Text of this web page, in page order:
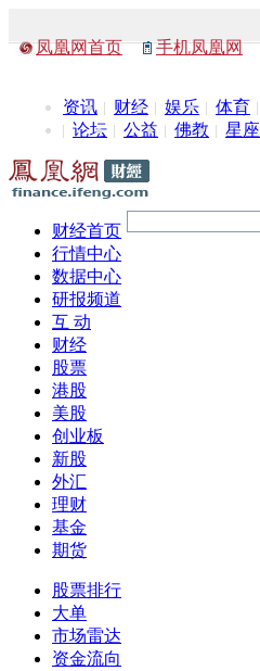
凤凰网首页 手机凤凰网
资讯 财经 娱乐 体育
论坛
公益 佛教 星座
财经首页
行情中心
数据中心
研报频道
互 动
财经
股票
港股
美股
创业板
新股
外汇
理财
基金
期货
股票排行
大单
市场雷达
资金流向